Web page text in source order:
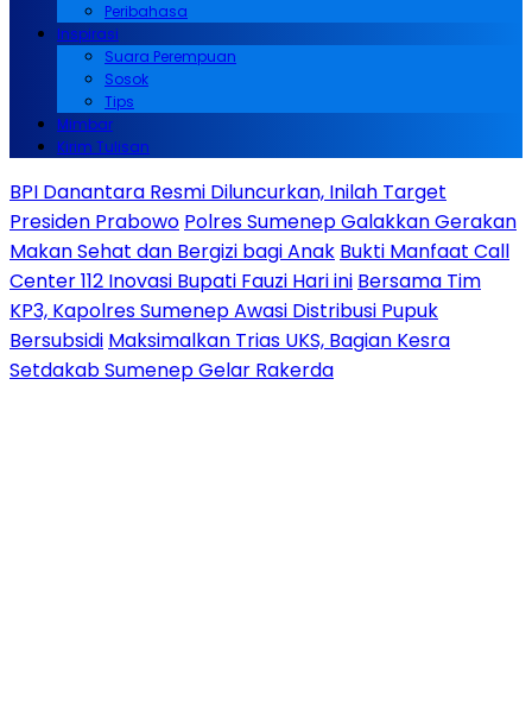
Peribahasa
Inspirasi
Suara Perempuan
Sosok
Tips
Mimbar
Kirim Tulisan
BPI Danantara Resmi Diluncurkan, Inilah Target
Presiden Prabowo Polres Sumenep Galakkan Gerakan
Makan Sehat dan Bergizi bagi Anak Bukti Manfaat Call
Center 112 Inovasi Bupati Fauzi Hari ini Bersama Tim
KP3, Kapolres Sumenep Awasi Distribusi Pupuk
Bersubsidi Maksimalkan Trias UKS, Bagian Kesra
Setdakab Sumenep Gelar Rakerda